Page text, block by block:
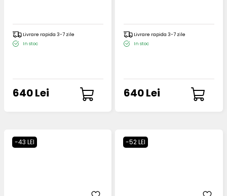
Livrare rapida 3-7 zile
In stoc
640 Lei
Livrare rapida 3-7 zile
In stoc
640 Lei
-43 LEI -52 LEI